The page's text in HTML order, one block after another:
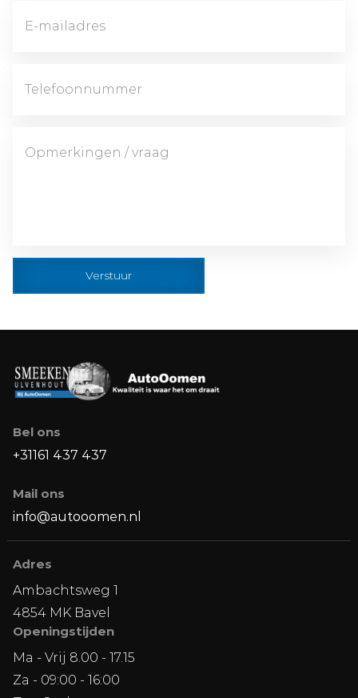
Verstuur
Bel ons
+31161 437 437
Mail ons
info@autooomen.nl
Adres
Ambachtsweg 1
4854 MK Bavel
Openingstijden
Ma - Vrij 8.00 - 17.15
Za - 09:00 - 16:00